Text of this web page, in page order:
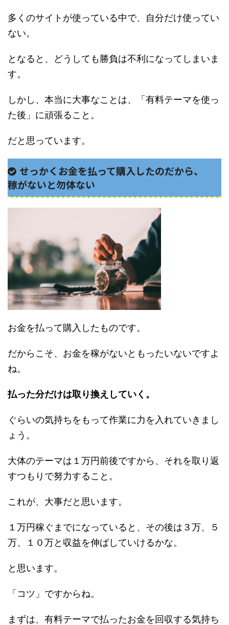
多くのサイトが使っている中で、自分だけ使ってい
ない。
となると、どうしても勝負は不利になってしまいま
す。
しかし、本当に大事なことは、「有料テーマを使っ
た後」に頑張ること。
だと思っています。
せっかくお金を払って購入したのだから、
稼がないと勿体ない
お金を払って購入したものです。
だからこそ、お金を稼がないともったいないですよ
ね。
払った分だけは取り換えしていく。
ぐらいの気持ちをもって作業に力を入れていきまし
ょう。
大体のテーマは１万円前後ですから、それを取り返
すつもりで努力すること。
これが、大事だと思います。
１万円稼ぐまでになっていると、その後は３万、５
万、１０万と収益を伸ばしていけるかな。
と思います。
「コツ」ですからね。
まずは、有料テーマで払ったお金を回収する気持ち